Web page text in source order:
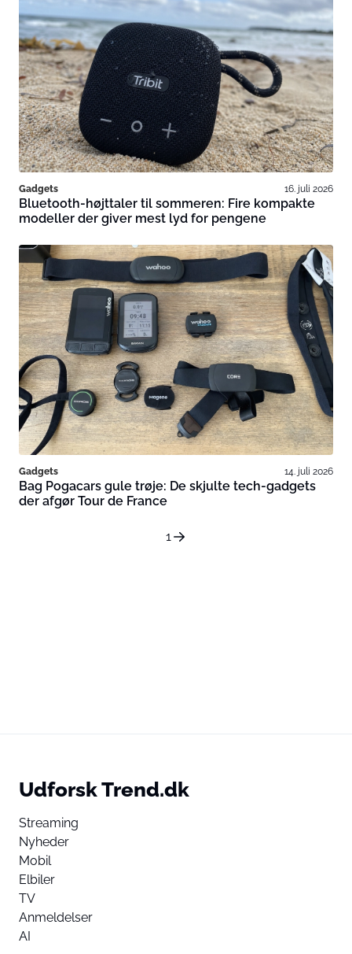
Gadgets 16. juli 2026
Bluetooth-højttaler til sommeren: Fire kompakte
modeller der giver mest lyd for pengene
Gadgets 14. juli 2026
Bag Pogacars gule trøje: De skjulte tech-gadgets
der afgør Tour de France
1
Udforsk Trend.dk
Streaming
Nyheder
Mobil
Elbiler
TV
Anmeldelser
AI